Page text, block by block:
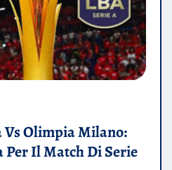
Olimpia Milano:
Il Match Di Serie